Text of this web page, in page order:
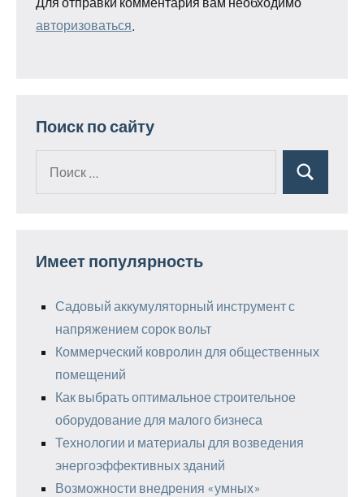
авторизоваться
Поиск по сайту
Поиск
Имеет популярность
Садовый аккумуляторный инструмент с
напряжением сорок вольт
Коммерческий ковролин для общественных
помещений
Как выбрать оптимальное строительное
оборудование для малого бизнеса
Технологии и материалы для возведения
энергоэффективных зданий
Возможности внедрения «умных»